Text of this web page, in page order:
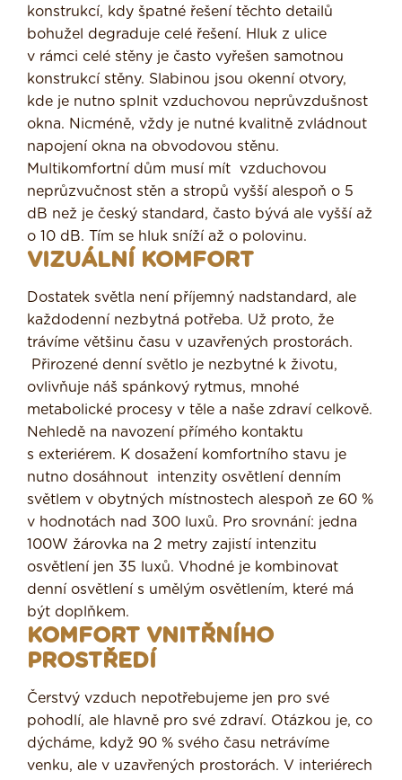
konstrukcí, kdy špatné řešení těchto detailů
bohužel degraduje celé řešení. Hluk z ulice
v rámci celé stěny je často vyřešen samotnou
konstrukcí stěny. Slabinou jsou okenní otvory,
kde je nutno splnit vzduchovou neprůvzdušnost
okna. Nicméně, vždy je nutné kvalitně zvládnout
napojení okna na obvodovou stěnu.
Multikomfortní dům musí mít vzduchovou
neprůzvučnost stěn a stropů vyšší alespoň o 5
dB než je český standard, často bývá ale vyšší až
o 10 dB. Tím se hluk sníží až o polovinu.
VIZUÁLNÍ KOMFORT
Dostatek světla není příjemný nadstandard, ale
každodenní nezbytná potřeba. Už proto, že
trávíme většinu času v uzavřených prostorách.
Přirozené denní světlo je nezbytné k životu,
ovlivňuje náš spánkový rytmus, mnohé
metabolické procesy v těle a naše zdraví celkově.
Nehledě na navození přímého kontaktu
s exteriérem. K dosažení komfortního stavu je
nutno dosáhnout intenzity osvětlení denním
světlem v obytných místnostech alespoň ze 60 %
v hodnotách nad 300 luxů. Pro srovnání: jedna
100W žárovka na 2 metry zajistí intenzitu
osvětlení jen 35 luxů. Vhodné je kombinovat
denní osvětlení s umělým osvětlením, které má
být doplňkem.
KOMFORT VNITŘNÍHO
PROSTŘEDÍ
Čerstvý vzduch nepotřebujeme jen pro své
pohodlí, ale hlavně pro své zdraví. Otázkou je, co
dýcháme, když 90 % svého času netrávíme
venku, ale v uzavřených prostorách. V interiérech